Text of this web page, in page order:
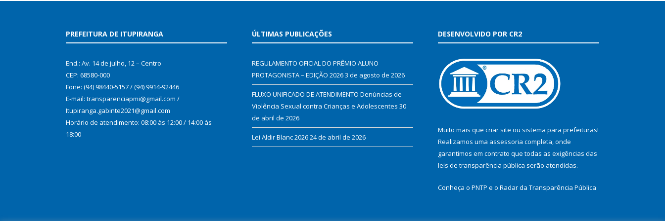
PREFEITURA DE ITUPIRANGA
End.: Av. 14 de julho, 12 – Centro
CEP: 68580-000
Fone: (94) 98440-5157 / (94) 9914-92446
E-mail: transparenciapmi@gmail.com /
Itupiranga.gabinte2021@gmail.com
Horário de atendimento: 08:00 às 12:00 / 14:00 às
18:00
ÚLTIMAS PUBLICAÇÕES
REGULAMENTO OFICIAL DO PRÊMIO ALUNO
PROTAGONISTA – EDIÇÃO 20263 de agosto de 2026
FLUXO UNIFICADO DE ATENDIMENTO Denúncias de
Violência Sexual contra Crianças e Adolescentes 30
de abril de 2026
Lei Aldir Blanc 202624 de abril de 2026
DESENVOLVIDO POR CR2
Muito mais que criar site ou sistema para prefeituras!
Realizamos uma assessoria completa, onde
garantimos em contrato que todas as exigências das
leis de transparência pública serão atendidas.
Conheça o PNTP e o Radar da Transparência Pública